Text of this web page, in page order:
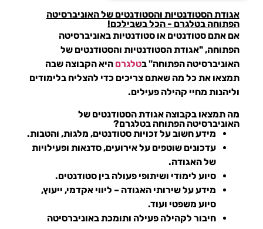
אגודת הסטודנטיות והסטודנטים של האוניברסיטה
הפתוחה בטלגרם - הכל בשבילכם!
אם אתם סטודנטים או סטודנטיות באוניברסיטה
הפתוחה,"אגודת הסטודנטיות והסטודנטים של
האוניברסיטה הפתוחה" בטלגרם היא הקבוצה שבה
תמצאו את כל מה שאתם צריכים כדי להצליח בלימודים
וליהנות מחיי קהילה פעילים.
מה תמצאו בקבוצה אגודת הסטודנטים של
האוניברסיטה הפתוחה בטלגרם?
מידע חשובעל זכויות סטודנטים, מלגות, והטבות.
עדכונים שוטפים על אירועים, סדנאות ופעילויות
של האגודה.
סיוע לימודי ושיתופי פעולה בין סטודנטים.
מידע על שירותי האגודה – ליווי אקדמי, ייעוץ,
סיוע משפטי ועוד.
חיבור לקהילה פעילה ותומכתבאוניברסיטה